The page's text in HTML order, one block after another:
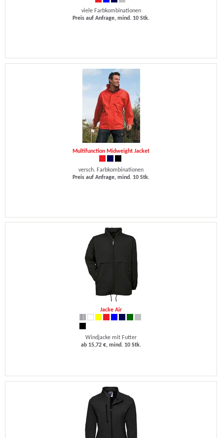
viele Farbkombinationen
Preis auf Anfrage, mind. 10 Stk.
Multifunction Midweight Jacket
versch. Farbkombinationen
Preis auf Anfrage, mind. 10 Stk.
Jacke Air
Windjacke mit Futter
ab 15,72 €, mind. 10 Stk.